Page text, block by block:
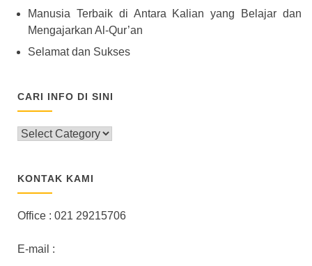
Manusia Terbaik di Antara Kalian yang Belajar dan
Mengajarkan Al-Qur’an
Selamat dan Sukses
CARI INFO DI SINI
CARI
SINI
KONTAK KAMI
Office : 021 29215706
E-mail :